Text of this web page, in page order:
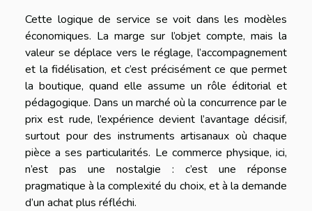
Cette logique de service se voit dans les modèles
économiques. La marge sur l’objet compte, mais la
valeur se déplace vers le réglage, l’accompagnement
et la fidélisation, et c’est précisément ce que permet
la boutique, quand elle assume un rôle éditorial et
pédagogique. Dans un marché où la concurrence par le
prix est rude, l’expérience devient l’avantage décisif,
surtout pour des instruments artisanaux où chaque
pièce a ses particularités. Le commerce physique, ici,
n’est pas une nostalgie : c’est une réponse
pragmatique à la complexité du choix, et à la demande
d’un achat plus réfléchi.